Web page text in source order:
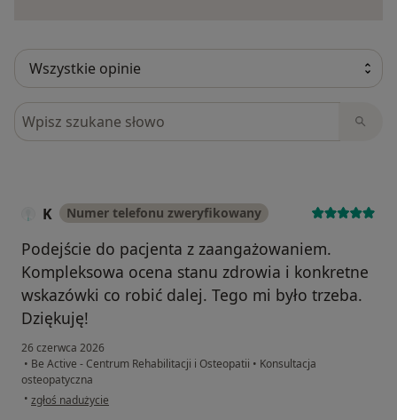
Szukaj w opiniach
K Numer telefonu zweryfikowany
Podejście do pacjenta z zaangażowaniem.
Kompleksowa ocena stanu zdrowia i konkretne
wskazówki co robić dalej. Tego mi było trzeba.
Dziękuję!
26 czerwca 2026
• Be Active - Centrum Rehabilitacji i Osteopatii • Konsultacja
osteopatyczna
• w opinii użytkownika K
zgłoś nadużycie